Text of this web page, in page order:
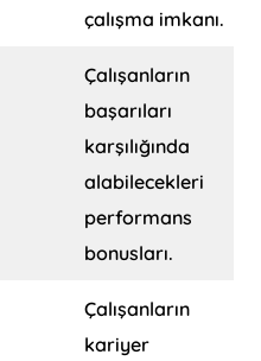
çalışma imkanı.
Çalışanların
başarıları
karşılığında
alabilecekleri
performans
bonusları.
Çalışanların
kariyer